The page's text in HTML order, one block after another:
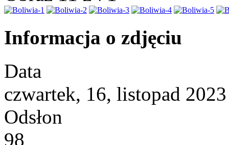
Informacja o zdjęciu
Data
czwartek, 16, listopad 2023
Odsłon
98